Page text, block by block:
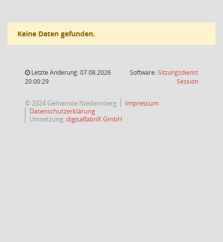
Keine Daten gefunden.
Letzte Änderung: 07.08.2026
20:00:29
Software:Sitzungsdienst
Session(Wird in
© 2024 Gemeinde Niedernberg
Impressum
Datenschutzerklärung
Umsetzung:digitalfabriX GmbH